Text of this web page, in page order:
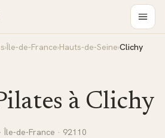
›Île-de-France›Hauts-de-Seine›Clichy
à Clichy
· Île-de-France · 92110